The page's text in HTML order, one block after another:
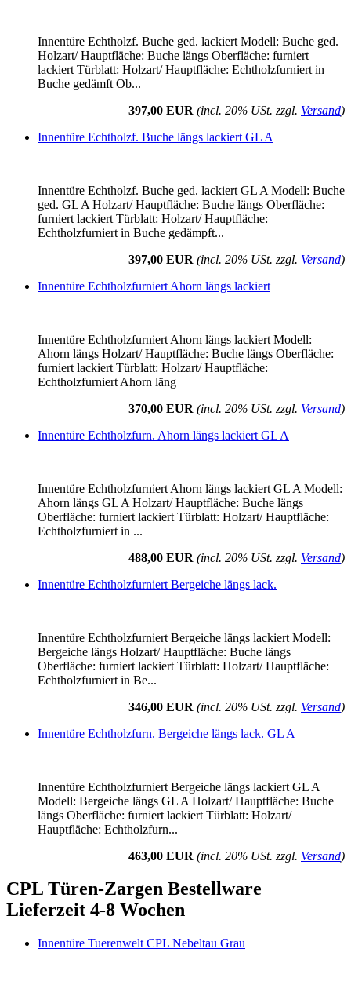
Innentüre Echtholzf. Buche ged. lackiert Modell: Buche ged.
Holzart/ Hauptfläche: Buche längs Oberfläche: furniert
lackiert Türblatt: Holzart/ Hauptfläche: Echtholzfurniert in
Buche gedämft Ob...
397,00 EUR (incl. 20% USt. zzgl. Versand)
Innentüre Echtholzf. Buche längs lackiert GL A
Innentüre Echtholzf. Buche ged. lackiert GL A Modell: Buche
ged. GL A Holzart/ Hauptfläche: Buche längs Oberfläche:
furniert lackiert Türblatt: Holzart/ Hauptfläche:
Echtholzfurniert in Buche gedämpft...
397,00 EUR (incl. 20% USt. zzgl. Versand)
Innentüre Echtholzfurniert Ahorn längs lackiert
Innentüre Echtholzfurniert Ahorn längs lackiert Modell:
Ahorn längs Holzart/ Hauptfläche: Buche längs Oberfläche:
furniert lackiert Türblatt: Holzart/ Hauptfläche:
Echtholzfurniert Ahorn läng
370,00 EUR (incl. 20% USt. zzgl. Versand)
Innentüre Echtholzfurn. Ahorn längs lackiert GL A
Innentüre Echtholzfurniert Ahorn längs lackiert GL A Modell:
Ahorn längs GL A Holzart/ Hauptfläche: Buche längs
Oberfläche: furniert lackiert Türblatt: Holzart/ Hauptfläche:
Echtholzfurniert in ...
488,00 EUR (incl. 20% USt. zzgl. Versand)
Innentüre Echtholzfurniert Bergeiche längs lack.
Innentüre Echtholzfurniert Bergeiche längs lackiert Modell:
Bergeiche längs Holzart/ Hauptfläche: Buche längs
Oberfläche: furniert lackiert Türblatt: Holzart/ Hauptfläche:
Echtholzfurniert in Be...
346,00 EUR (incl. 20% USt. zzgl. Versand)
Innentüre Echtholzfurn. Bergeiche längs lack. GL A
Innentüre Echtholzfurniert Bergeiche längs lackiert GL A
Modell: Bergeiche längs GL A Holzart/ Hauptfläche: Buche
längs Oberfläche: furniert lackiert Türblatt: Holzart/
Hauptfläche: Echtholzfurn...
463,00 EUR (incl. 20% USt. zzgl. Versand)
CPL Türen-Zargen Bestellware
Lieferzeit 4-8 Wochen
Innentüre Tuerenwelt CPL Nebeltau Grau